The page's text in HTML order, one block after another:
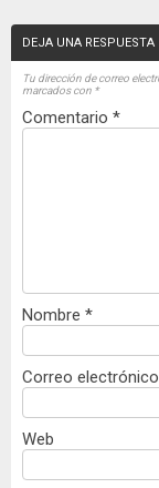
DEJA UNA RESPUESTA
Tu dirección de correo
marcados con *
Comentario *
Nombre *
Correo electrónico
Web